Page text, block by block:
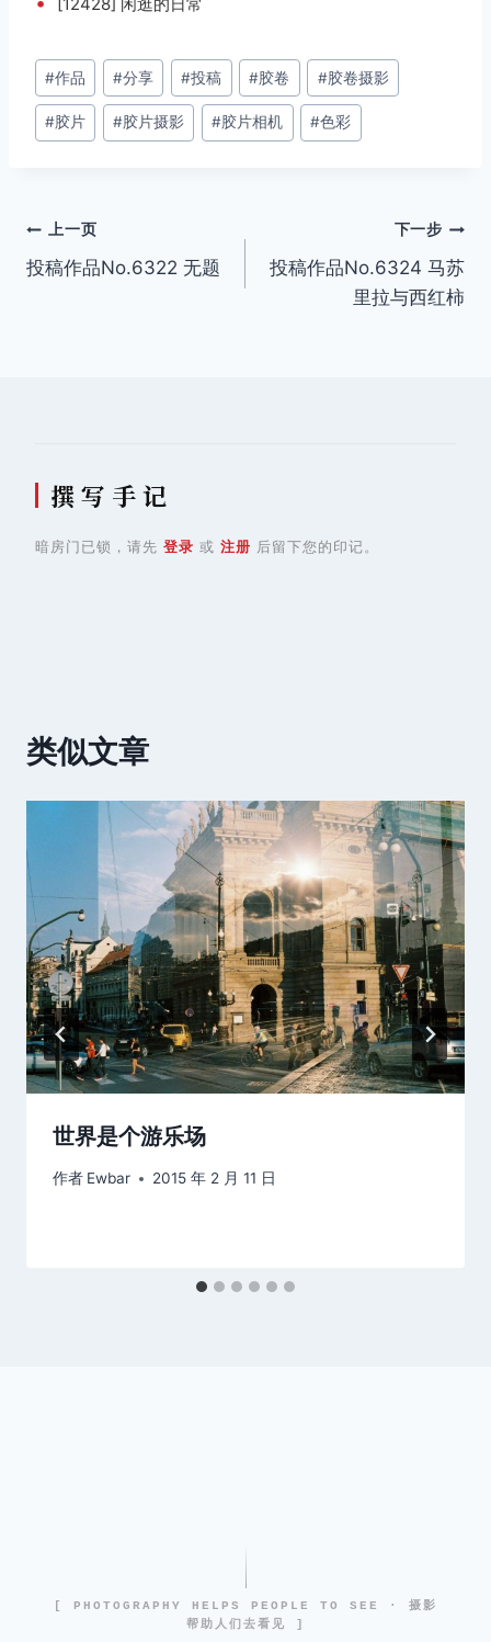
文
章
标
#作品 #分享 #投稿 #胶卷 #胶卷摄影
#胶片 #胶片摄影 #胶片相机 #色彩
文
章
上一页
投稿作品No.6322 无题
下一步
投稿作品No.6324 马苏
里拉与西红柿
撰 写 手 记
暗房门已锁，请先 登录 或 注册 后留下您的印记。
类似文章
世界是个游乐场
作者 Ewbar 2015 年 2 月 11 日
[ PHOTOGRAPHY HELPS PEOPLE TO SEE · 摄影
帮助人们去看见 ]